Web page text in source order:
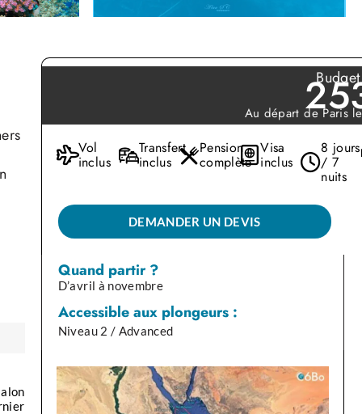
Au départ de Paris
Vol
inclus
Transfert
inclus
Pension
complète
Visa
inclus
8 jours
/ 7
nuits
DEMANDER UN DEVIS
Quand partir ?
D’avril à novembre
Accessible aux plongeurs :
Niveau 2 / Advanced